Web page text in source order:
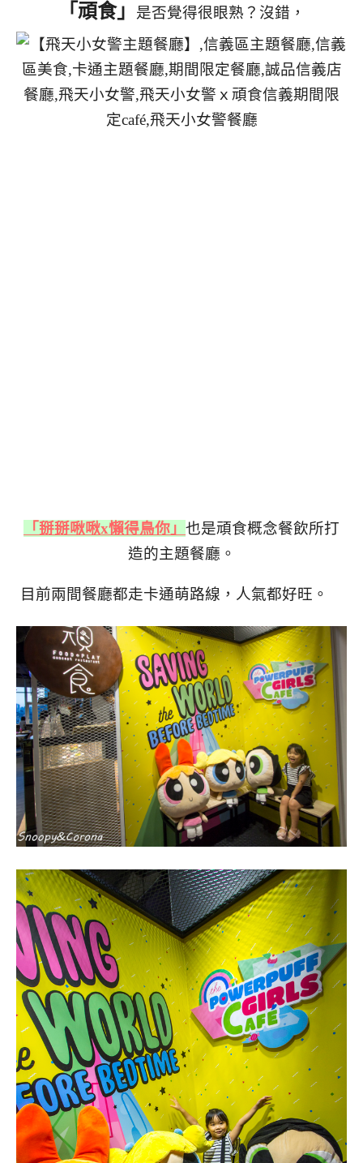
「頑食」 是否覺得很眼熟？沒錯，
「掰掰啾啾x懶得鳥你」 也是頑食概念餐飲所打
造的主題餐廳。
目前兩間餐廳都走卡通萌路線，人氣都好旺。